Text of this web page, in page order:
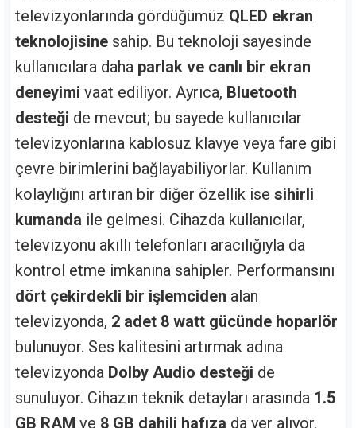
televizyonlarında gördüğümüz QLED ekran
teknolojisine sahip. Bu teknoloji sayesinde
kullanıcılara daha parlak ve canlı bir ekran
deneyimi vaat ediliyor. Ayrıca, Bluetooth
desteği de mevcut; bu sayede kullanıcılar
televizyonlarına kablosuz klavye veya fare gibi
çevre birimlerini bağlayabiliyorlar. Kullanım
kolaylığını artıran bir diğer özellik ise sihirli
kumanda ile gelmesi. Cihazda kullanıcılar,
televizyonu akıllı telefonları aracılığıyla da
kontrol etme imkanına sahipler. Performansını
dört çekirdekli bir işlemciden alan
televizyonda, 2 adet 8 watt gücünde hoparlör
bulunuyor. Ses kalitesini artırmak adına
televizyonda Dolby Audio desteği de
sunuluyor. Cihazın teknik detayları arasında 1.5
GB RAM ve 8 GB dahili hafıza da yer alıyor.